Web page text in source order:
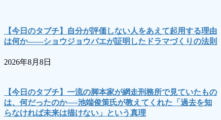
【今日のタブチ】自分が評価しない人をあえて起用する理由
は何か――ショウジョウバエが証明したドラマづくりの法則
2026年8月8日
【今日のタブチ】一流の脚本家が網走刑務所で見ていたもの
は、何だったのか──池端俊策氏が教えてくれた「過去を知
らなければ未来は描けない」という真理